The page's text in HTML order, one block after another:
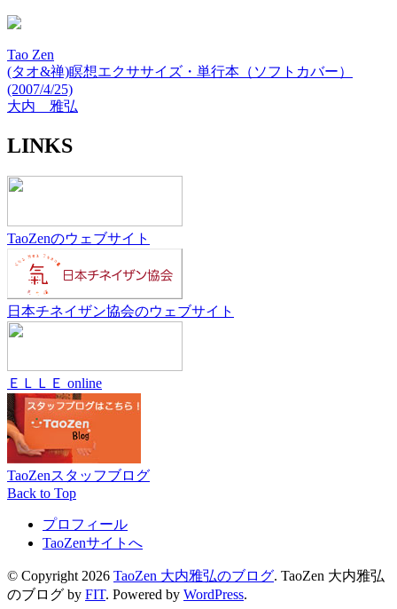
Tao Zen
(タオ&禅)瞑想エクササイズ・単行本（ソフトカバー）
(2007/4/25)
大内 雅弘
LINKS
TaoZenのウェブサイト
日本チネイザン協会のウェブサイト
ＥＬＬＥ online
TaoZenスタッフブログ
Back to Top
プロフィール
TaoZenサイトへ
© Copyright 2026 TaoZen 大内雅弘のブログ. TaoZen 大内雅弘
のブログ by FIT. Powered by WordPress.